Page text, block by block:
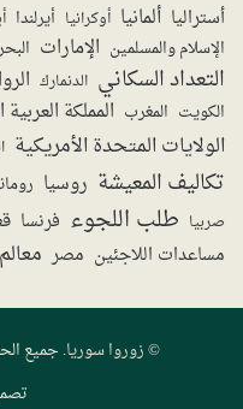
أستراليا ألمانيا أوكرانيا أيرلندا
الإسلام والمسلمين الإمارات
التعداد السكاني الدنمارك
الكويت المغرب المملكة
الولايات المتحدة الأمريكية
تكاليف المعيشة روسيا
صربيا طلب اللجوء فرنسا
مساعدات اللاجئين مصر
©زوروا سوريا. جميع